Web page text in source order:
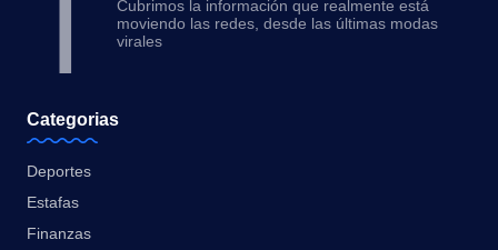
T
Cubrimos la información que realmente está
moviendo las redes, desde las últimas modas
virales
Categorias
Deportes
Estafas
Finanzas